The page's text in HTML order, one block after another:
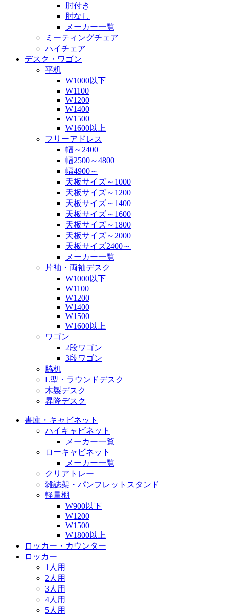
肘付き
肘なし
メーカー一覧
ミーティングチェア
ハイチェア
デスク・ワゴン
平机
W1000以下
W1100
W1200
W1400
W1500
W1600以上
フリーアドレス
幅～2400
幅2500～4800
幅4900～
天板サイズ～1000
天板サイズ～1200
天板サイズ～1400
天板サイズ～1600
天板サイズ～1800
天板サイズ～2000
天板サイズ2400～
メーカー一覧
片袖・両袖デスク
W1000以下
W1100
W1200
W1400
W1500
W1600以上
ワゴン
2段ワゴン
3段ワゴン
脇机
L型・ラウンドデスク
木製デスク
昇降デスク
書庫・キャビネット
ハイキャビネット
メーカー一覧
ローキャビネット
メーカー一覧
クリアトレー
雑誌架・パンフレットスタンド
軽量棚
W900以下
W1200
W1500
W1800以上
ロッカー・カウンター
ロッカー
1人用
2人用
3人用
4人用
5人用